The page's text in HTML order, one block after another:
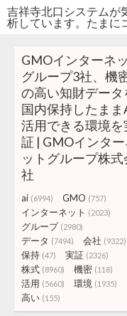
吉祥寺北口システムが
析しています。たまに
GMOインターネ
グループ3社、機
の高い知財データ
国内保持したまま
活用できる環境を
証 | GMOインター
ットグループ株式
社
ai (6994) GMO (757)
インターネット (2023)
グループ (2980)
データ (7494) 会社 (9322)
保持 (47) 実証 (2326)
株式 (8960) 機密 (118)
活用 (5660) 環境 (1935)
高い (155)